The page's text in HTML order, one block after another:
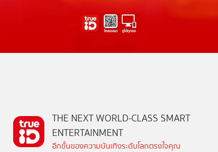
THE NEXT WORLD-CLASS SMART
ENTERTAINMENT
อีกขั้นของความบันเทิงระดับโลกตรงใจคุณ